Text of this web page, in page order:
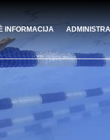
INFORMACIJA